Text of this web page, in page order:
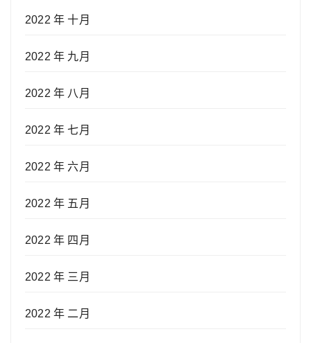
2022 年 十月
2022 年 九月
2022 年 八月
2022 年 七月
2022 年 六月
2022 年 五月
2022 年 四月
2022 年 三月
2022 年 二月